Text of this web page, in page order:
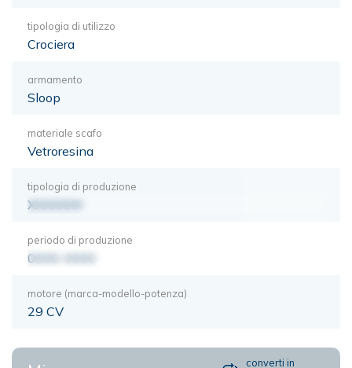
tipologia di utilizzo
Crociera
armamento
Sloop
materiale scafo
Vetroresina
tipologia di produzione
XXXXXXX
periodo di produzione
0000-0000
motore (marca-modello-potenza)
29 CV
converti in